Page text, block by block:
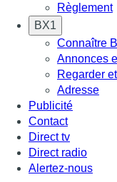
Règlement
BX1
Connaître
Annonces
Regarder
Adresse
Publicité
Contact
Direct tv
Direct radio
Alertez-nous